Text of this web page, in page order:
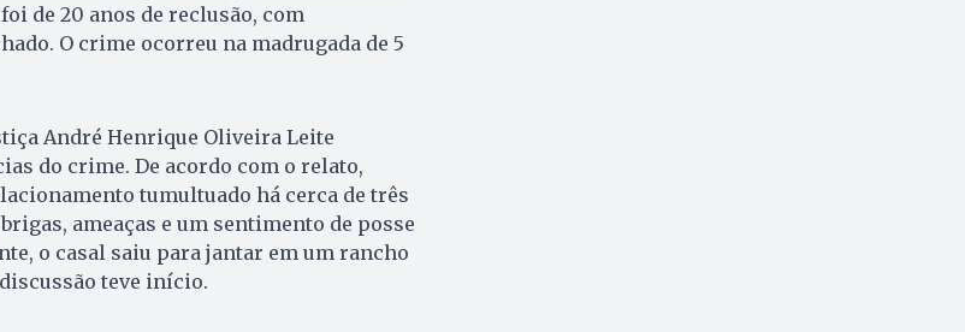
de 20 anos de reclusão, com
O crime ocorreu na madrugada de 5
André Henrique Oliveira Leite
do crime. De acordo com o relato,
tumultuado há cerca de três
ameaças e um sentimento de posse
o casal saiu para jantar em um rancho
teve início.